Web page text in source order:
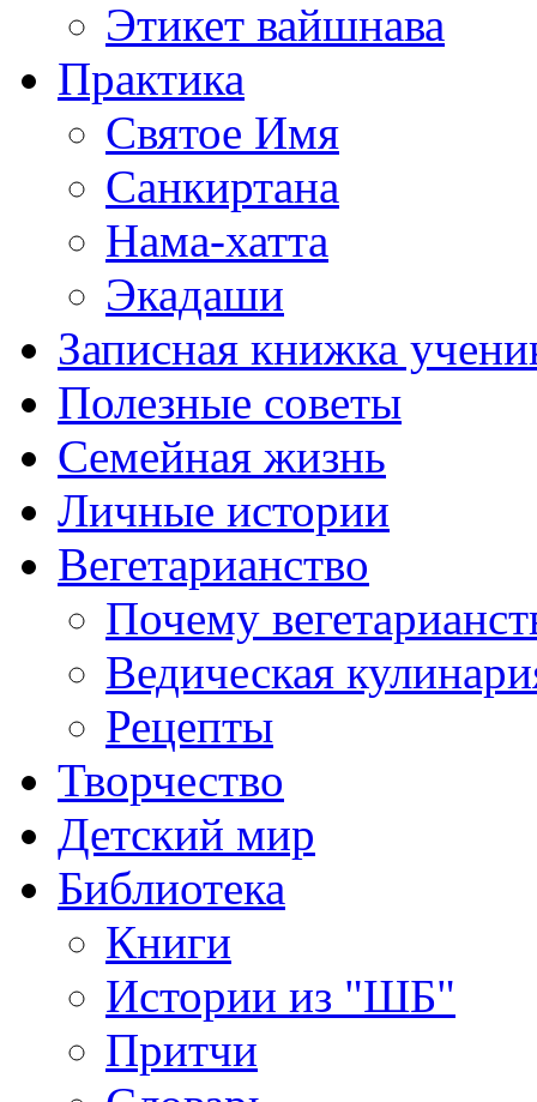
Этикет вайшнава
Практика
Святое Имя
Санкиртана
Нама-хатта
Экадаши
Записная книжка
Полезные советы
Семейная жизнь
Личные истории
Вегетарианство
Почему
Ведическая
Рецепты
Творчество
Детский мир
Библиотека
Книги
Истории из "ШБ"
Притчи